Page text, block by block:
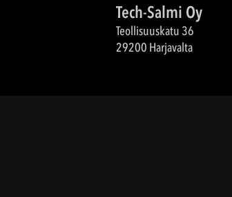
Tech-Salmi Oy
Teollisuuskatu 36
29200 Harjavalta